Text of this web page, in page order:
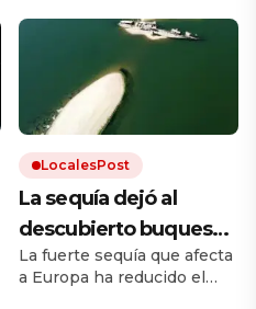
recuperación
de trabajo. Debido a los
cruces con otras razas y a la
falta de un estándar oficial,
el dogo español estuvo al
borde la extinción.
LocalesPost
La sequía dejó al
descubierto buques
de guerra nazis
hundidos en un río
La fuerte sequía que afecta
a Europa ha reducido el